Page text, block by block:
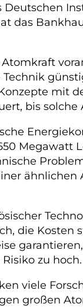
das
mit
bis
Megawatt
die
zu hoch.
viele
großen